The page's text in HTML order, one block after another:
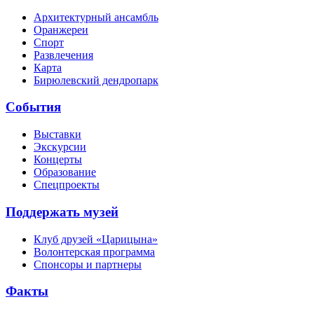
Архитектурный ансамбль
Оранжереи
Спорт
Развлечения
Карта
Бирюлевский дендропарк
События
Выставки
Экскурсии
Концерты
Образование
Спецпроекты
Поддержать музей
Клуб друзей «Царицына»
Волонтерская программа
Спонсоры и партнеры
Факты